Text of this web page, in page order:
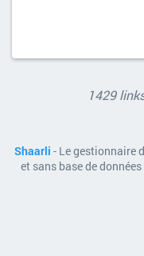
1429
Shaarli - Le gestionnaire
et sans base de